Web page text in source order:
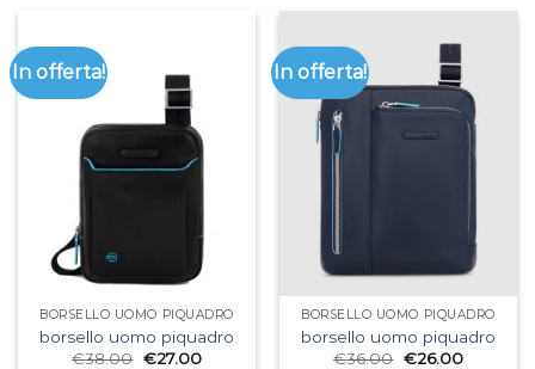
In offerta!
BORSELLO UOMO PIQUADRO
borsello uomo piquadro
€38.00 €27.00
In offerta!
BORSELLO UOMO PIQUADRO
borsello uomo piquadro
€36.00 €26.00